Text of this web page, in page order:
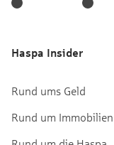
Haspa Insider
Rund ums Geld
Rund um Immobilien